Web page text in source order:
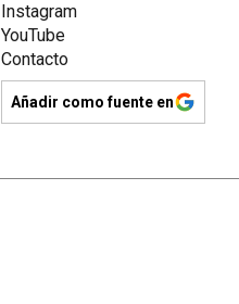
Instagram
YouTube
Contacto
Añadir como fuente en